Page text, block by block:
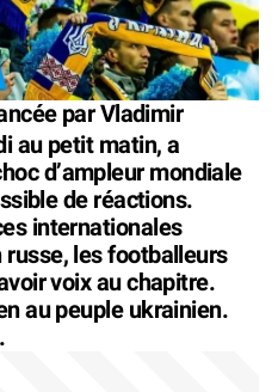
par Vladimir
au petit matin, a
d’ampleur mondiale
de réactions.
internationales
russe, les footballeurs
voix au chapitre.
au peuple ukrainien.